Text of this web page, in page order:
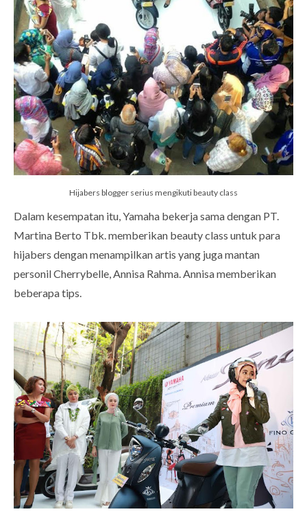
Hijabers blogger serius mengikuti beauty class
Dalam kesempatan itu, Yamaha bekerja sama dengan PT.
Martina Berto Tbk. memberikan beauty class untuk para
hijabers dengan menampilkan artis yang juga mantan
personil Cherrybelle, Annisa Rahma. Annisa memberikan
beberapa tips.